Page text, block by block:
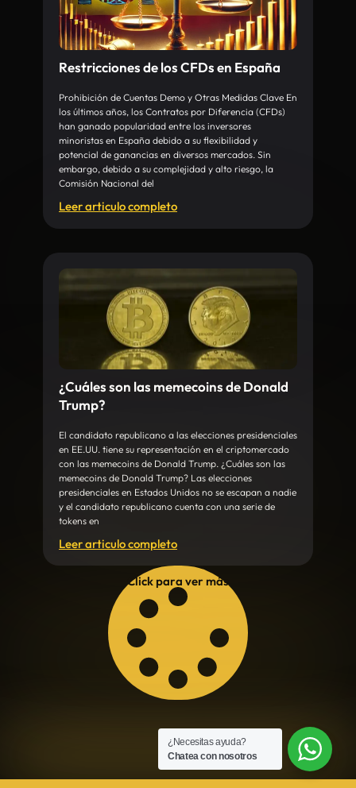
Restricciones de los CFDs en España
Prohibición de Cuentas Demo y Otras Medidas Clave En
los últimos años, los Contratos por Diferencia (CFDs)
han ganado popularidad entre los inversores
minoristas en España debido a su flexibilidad y
potencial de ganancias en diversos mercados. Sin
embargo, debido a su complejidad y alto riesgo, la
Comisión Nacional del
Leer articulo completo
¿Cuáles son las memecoins de Donald
Trump?
El candidato republicano a las elecciones presidenciales
en EE.UU. tiene su representación en el criptomercado
con las memecoins de Donald Trump. ¿Cuáles son las
memecoins de Donald Trump? Las elecciones
presidenciales en Estados Unidos no se escapan a nadie
y el candidato republicano cuenta con una serie de
tokens en
Leer articulo completo
Click para ver más
¿Necesitas ayuda?
Chatea con nosotros